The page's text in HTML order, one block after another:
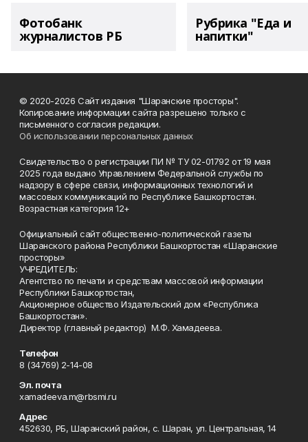
Фотобанк
журналистов РБ
Рубрика "Еда и
напитки"
© 2020-2026 Сайт издания "Шаранские просторы".
Копирование информации сайта разрешено только с
письменного согласия редакции.
Об использовании персональных данных
Свидетельство о регистрации ПИ № ТУ 02-01792 от 19 мая
2025 года выдано Управлением Федеральной службы по
надзору в сфере связи, информационных технологий и
массовых коммуникаций по Республике Башкортостан.
Возрастная категория 12+
Официальный сайт общественно-политической газеты
Шаранского района Республики Башкортостан «Шаранские
просторы»
УЧРЕДИТЕЛЬ:
Агентство по печати и средствам массовой информации
Республики Башкортостан,
Акционерное общество Издательский дом «Республика
Башкортостан».
Директор (главный редактор) М.Ф. Хамадеева.
Телефон
8 (34769) 2-14-08
Эл. почта
xamadeeva.m@rbsmi.ru
Адрес
452630, РБ, Шаранский район, с. Шаран, ул. Центральная, 14